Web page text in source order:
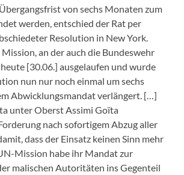
von sechs Monaten zum
werden, entschied der Rat per
Resolution in New York.
an der auch die Bundeswehr
[30.06.] ausgelaufen und wurde
nun nur noch einmal um sechs
Abwicklungsmandat verlängert. […]
unter Oberst Assimi Goïta
nach sofortigem Abzug aller
dass der Einsatz keinen Sinn mehr
Mission habe ihr Mandat zur
malischen Autoritäten ins Gegenteil